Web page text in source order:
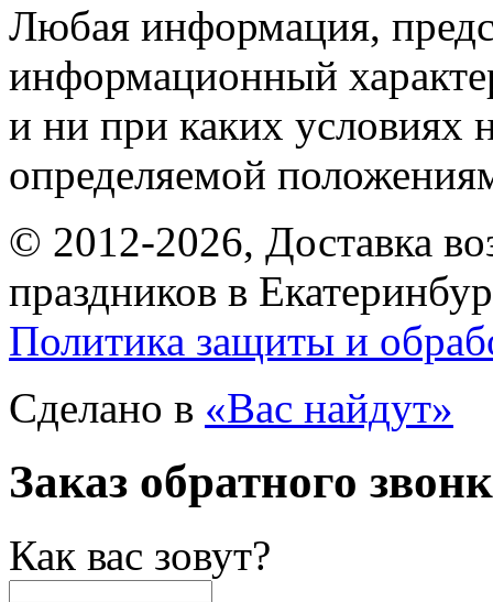
Любая информация,
информационный
и ни при каких условиях
определяемой
© 2012-2026, Доставка
праздников в
Политика защиты и
Сделано в «Вас найдут»
Заказ обратного
Как вас зовут?